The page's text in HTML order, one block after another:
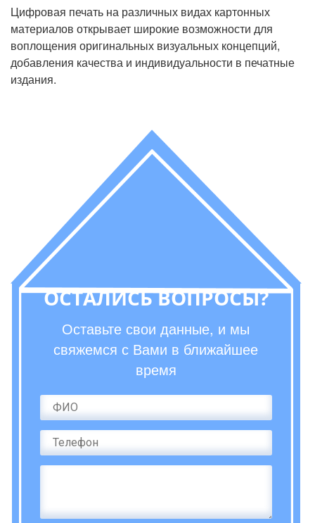
Цифровая печать на различных видах картонных
материалов открывает широкие возможности для
воплощения оригинальных визуальных концепций,
добавления качества и индивидуальности в печатные
издания.
ОСТАЛИСЬ ВОПРОСЫ?
Оставьте свои данные, и мы
свяжемся с Вами в ближайшее
время